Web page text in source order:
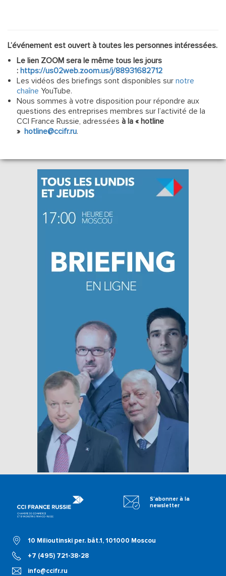
L’événement est ouvert à toutes les personnes intéressées.
Le lien ZOOM sera le même tous les jours
: https://us02web.zoom.us/j/88931682712
Les vidéos des briefings sont disponibles sur notre
chaîne YouTube.
Nous sommes à votre disposition pour répondre aux
questions des entreprises membres sur l’activité de la
CCI France Russie, adressées à la « hotline
» hotline@ccifr.ru.
10 Milioutinski per. bât.1, 101000 Moscou
+7 (495) 721-38-28
info@ccifr.ru
S'abonner à la
newsletter